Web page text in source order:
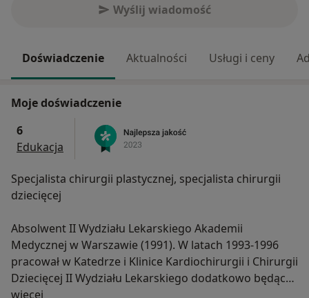
Wyślij wiadomość
Doświadczenie Aktualności Usługi i ceny
Moje doświadczenie
6
Edukacja
Specjalista chirurgii plastycznej, specjalista chirurgii
dziecięcej
Absolwent II Wydziału Lekarskiego Akademii
Medycznej w Warszawie (1991). W latach 1993-1996
pracował w Katedrze i Klinice Kardiochirurgii i Chirurgii
Dziecięcej II Wydziału Lekarskiego dodatkowo będąc
zatrudniony na Akademii Medycznej uczestniczył w
więcej